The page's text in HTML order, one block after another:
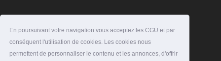
En poursuivant votre navigation vous acceptez les CGU et par
conséquent l'utilisation de cookies. Les cookies nous
permettent de personnaliser le contenu et les annonces, d'offrir